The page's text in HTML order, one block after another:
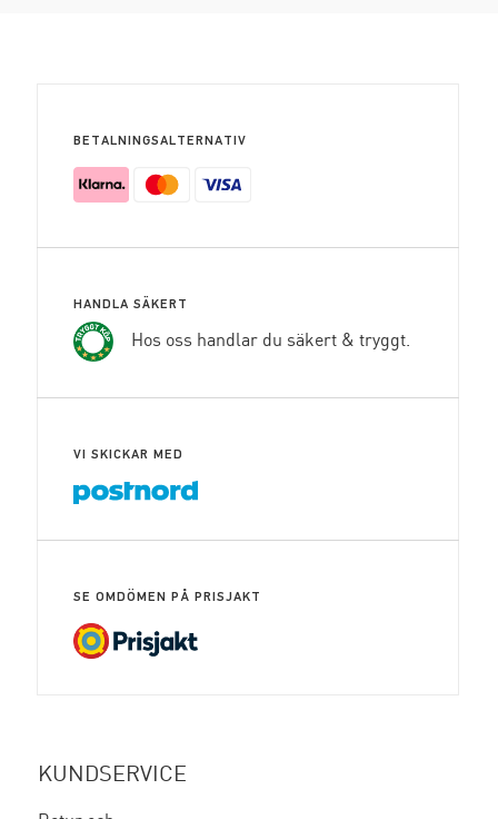
BETALNINGSALTERNATIV
HANDLA SÄKERT
Hos oss handlar du säkert & tryggt.
VI SKICKAR MED
SE OMDÖMEN PÅ PRISJAKT
KUNDSERVICE